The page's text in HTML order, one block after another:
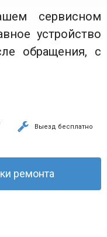
сервисном
устройство
обращения, с
Выезд бесплатно
ремонта